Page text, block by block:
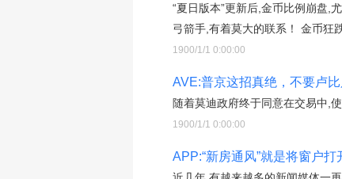
“夏日版本”更新后,金币比例崩盘,
弓箭手,有着莫大的联系！ 金币狂
1900/1/1 0:00:00
AVE:普京这招真绝，不要卢
随着莫迪政府终于同意在交易中,
1900/1/1 0:00:00
APP:“新房通风”就是将窗户